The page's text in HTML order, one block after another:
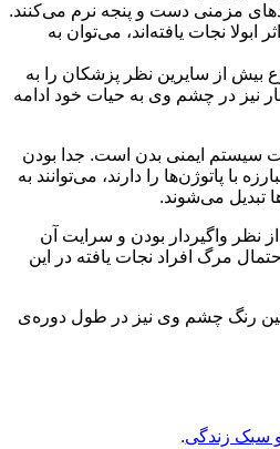
مزمنی دست و پنجه نرم می‌کنند.
نجات یافته‌اند، می‌توان به
بیش از سایرین نظر پزشکان را به
قادر است حتی ۹ ماه پس از درمان شدن بیمار نیز در چشم وی به حیات خود ادامه
سیستم ایمنی بدن است. جدا بودن
پاتوژن‌ها را دارند، می‌توانند به
تبدیل می‌شوند.
نظر واگیردار بودن و سرایت آن
مرگ افراد نجات یافته در این
رنگ چشم وی نیز در طول دوره‌ی
و سبک زندگی.